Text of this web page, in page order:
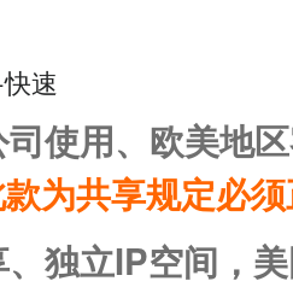
速
使用、欧美地
为共享规定必
独立IP空间，